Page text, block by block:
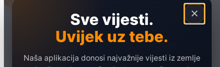
×
Sve vijesti.
Uvijek uz tebe.
Naša aplikacija donosi najvažnije vijesti iz zemlje
Hronika